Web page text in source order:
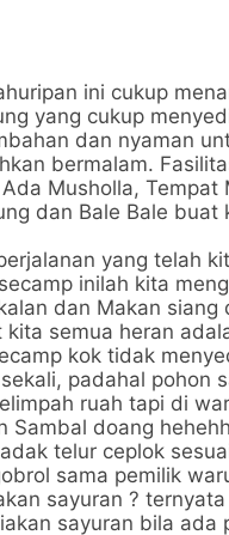
ini cukup
yang cukup
dan nyaman
bermalam.
Musholla, Tempat
dan Bale Bale buat
yang telah
inilah kita
dan Makan siang
kita semua heran
kok tidak
padahal pohon
ruah tapi di
Sambal doang
telur ceplok
sama pemilik
sayuran ?
sayuran bila ada